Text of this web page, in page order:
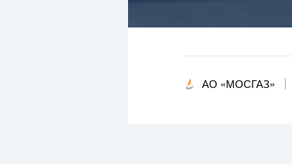
АО «МОСГАЗ»